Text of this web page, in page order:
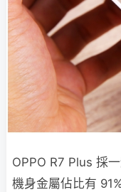
OPPO R7 Plus 採
機身金屬佔比有